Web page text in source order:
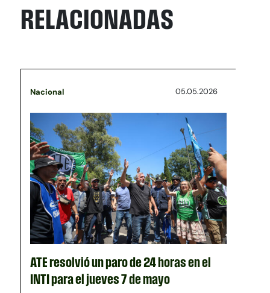
RELACIONADAS
Nacional 05.05.2026
ATE resolvió un paro de 24 horas en el
INTI para el jueves 7 de mayo